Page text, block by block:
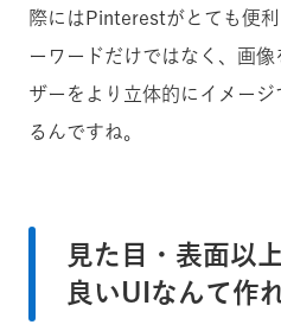
際にはPinterestがとても便利
ーワードだけではなく、画
ザーをより立体的にイメー
るんですね。
見た目・表面以
良いUIなんて作